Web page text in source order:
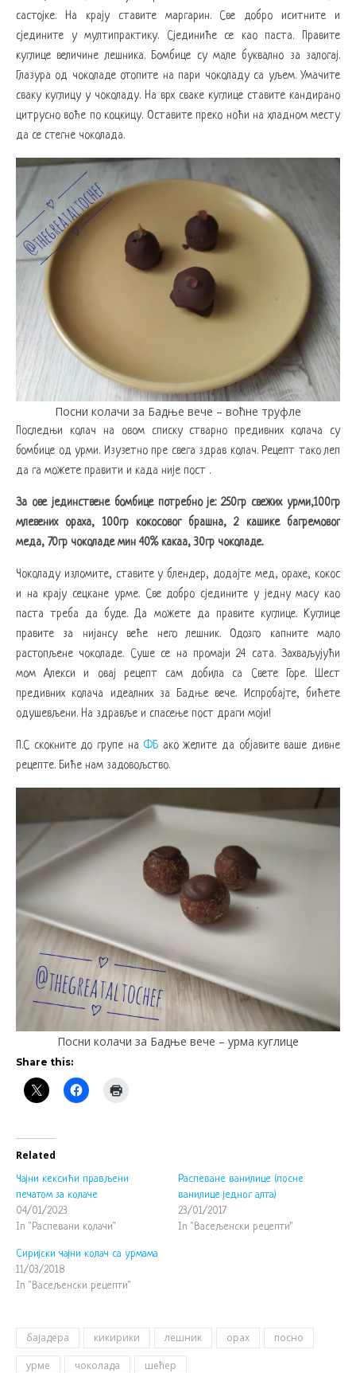
састојке. На крају ставите маргарин. Све добро иситните и
сједините у мултипрактику. Сјединиће се као паста. Правите
куглице величине лешника. Бомбице су мале буквално за залогај.
Глазура од чоколаде отопите на пари чоколаду са уљем. Умачите
сваку куглицу у чоколаду. На врх сваке куглице ставите кандирано
цитрусно воће по коцкицу. Оставите преко ноћи на хладном месту
да се стегне чоколада.
Посни колачи за Бадње вече – воћне труфле
Последњи колач на овом списку стварно предивних колача су
бомбице од урми. Изузетно пре свега здрав колач. Рецепт тако леп
да га можете правити и када није пост .
За ове јединствене бомбице потребно је: 250гр свежих урми,100гр
млевених ораха, 100гр кокосовог брашна, 2 кашике багремовог
меда, 70гр чоколаде мин 40% какаа, 30гр чоколаде.
Чоколаду изломите, ставите у блендер, додајте мед, орахе, кокос
и на крају сецкане урме. Све добро сједините у једну масу као
паста треба да буде. Да можете да правите куглице. Куглице
правите за нијансу веће него лешник. Одозго капните мало
растопљене чоколаде. Суше се на промаји 24 сата. Захваљујући
мом Алекси и овај рецепт сам добила са Свете Горе. Шест
предивних колача идеалних за Бадње вече. Испробајте, бићете
одушевљени. На здравље и спасење пост драги моји!
П.С скокните до групе на ФБ ако желите да објавите ваше дивне
рецепте. Биће нам задовољство.
Посни колачи за Бадње вече – урма куглице
Share this:
Related
Чајни кексићи прављени
печатом за колаче
04/01/2023
In "Распевани колачи"
Распеване ванилице (посне
ванилице једног алта)
23/01/2017
In "Васељенски рецепти"
Сиријски чајни колач са урмама
11/03/2018
In "Васељенски рецепти"
бајадера кикирики лешник орах посно
урме чоколада шећер